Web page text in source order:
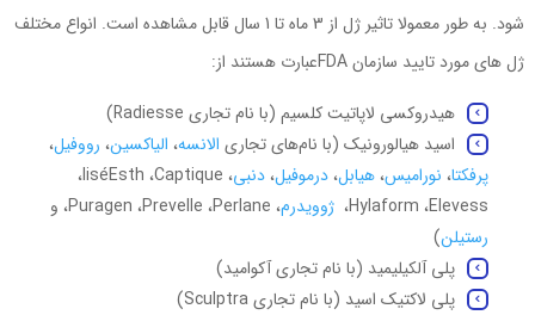
شود. به طور معمولا تاثیر ژل از 3 ماه تا 1 سال قابل مشاهده است. انواع مختلف
ژل های مورد تایید سازمانFDAعبارت هستند از:
هیدروکسی لاپاتیت کلسیم (با نام تجاری Radiesse
)
اسید هیالورونیک (با نام‌های تجاری الانسه، الیاکسین، رووفیل،
پرفکتا، نورامیس،هیابل،درموفیل،دنبی، Captique، Esth
é
lis،
Elevess، Hylaform، ژوویدرم ، Perlane، Prevelle، Puragen، و
رستیلن)
پلی آلکیلیمید (با نام تجاری آکوامید)
پلی لاکتیک اسید (با نام تجاریSculptra
)